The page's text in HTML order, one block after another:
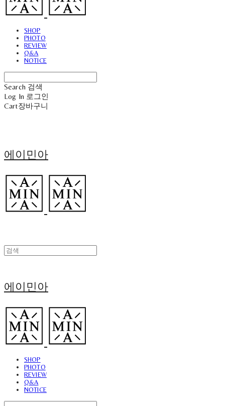
SHOP
PHOTO
REVIEW
Q&A
NOTICE
Search 검색
Log In 로그인
Cart장바구니
에이민아
에이민아
SHOP
PHOTO
REVIEW
Q&A
NOTICE